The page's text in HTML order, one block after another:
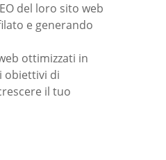
del loro sito web
e generando
ottimizzati in
obiettivi di
il tuo